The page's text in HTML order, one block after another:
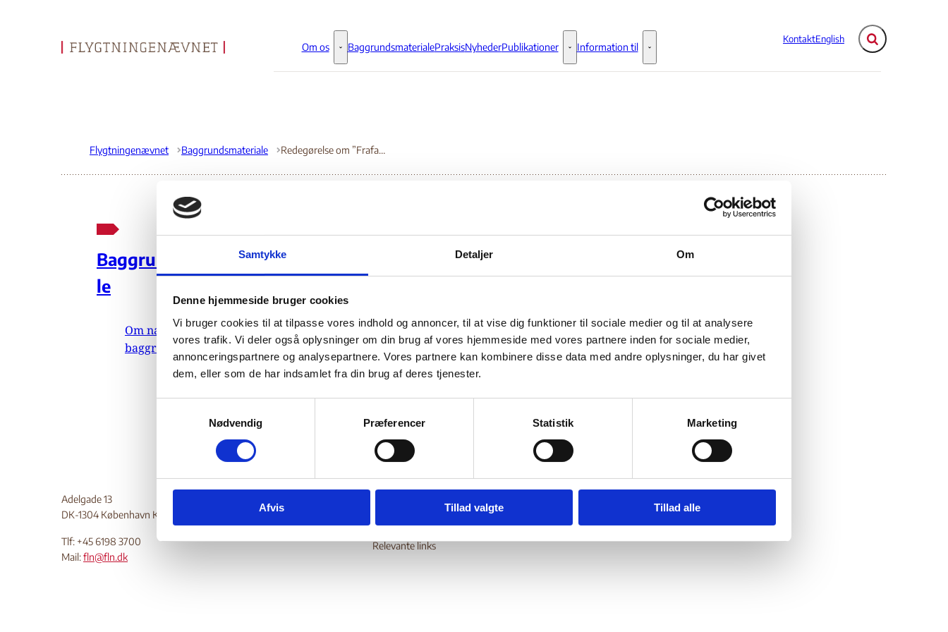
Samtykke Detaljer Om
Denne hjemmeside bruger cookies
Vi bruger cookies til at tilpasse vores indhold og annoncer, til at vise dig funktioner til sociale medier og til at analysere
vores trafik. Vi deler også oplysninger om din brug af vores hjemmeside med vores partnere inden for sociale medier,
annonceringspartnere og analysepartnere. Vores partnere kan kombinere disse data med andre oplysninger, du har givet
dem, eller som de har indsamlet fra din brug af deres tjenester.
v
Nødvendig Præferencer Statistik Marketing
Afvis Tillad valgte Tillad alle
Gå til forsiden
KontaktEnglish Fold søgefelt ud
Om os Om os - Flere links
BaggrundsmaterialePraksisNyhederPublikationer Publikationer - Flere links
Information til Information til - Flere links
Flygtningenævnet Baggrundsmateriale Redegørelse om ”Frafald/Apostasi i Islam”
Baggrundsmateria
le
Om nævnets
baggrundsmateriale
Redegørelse om
”Frafald/Apostasi i Islam”
01.10.2001 Bilag 268 Cand. theol. Lillian RisumIran (I)
Redegørelse om ”Frafald/Apostasi i Islam” af Lillian Risum, cand. theol.
vedrørende konsekvenserne af at forlade Islam
Download
Adelgade 13
DK-1304 København K
Tlf: +45 6198 3700
Mail:fln@fln.dk
Digital Post - Virksomheder
Relevante links